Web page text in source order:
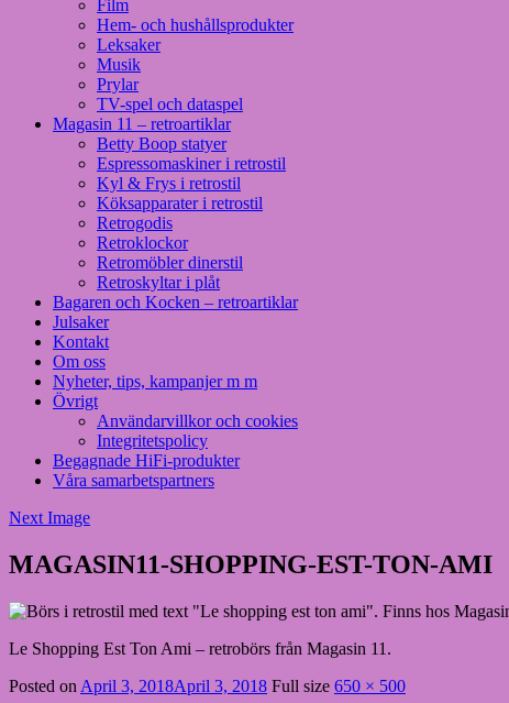
Film
Hem- och hushållsprodukter
Leksaker
Musik
Prylar
TV-spel och dataspel
Magasin 11 – retroartiklar
Betty Boop statyer
Espressomaskiner i retrostil
Kyl & Frys i retrostil
Köksapparater i retrostil
Retrogodis
Retroklockor
Retromöbler dinerstil
Retroskyltar i plåt
Bagaren och Kocken – retroartiklar
Julsaker
Kontakt
Om oss
Nyheter, tips, kampanjer m m
Övrigt
Användarvillkor och cookies
Integritetspolicy
Begagnade HiFi-produkter
Våra samarbetspartners
Next Image
MAGASIN11-SHOPPING-EST-TON-AMI
Le Shopping Est Ton Ami – retrobörs från Magasin 11.
Posted on April 3, 2018April 3, 2018 Full size 650 × 500